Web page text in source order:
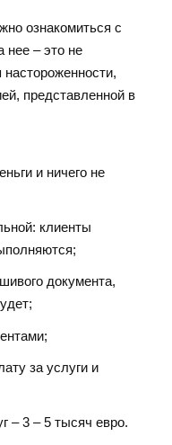
ознакомиться с
нее – это не
представленной в
и ничего не
клиенты
документа,
за услуги и
– 3 – 5 тысяч евро.